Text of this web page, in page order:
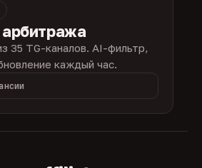
35 TG-каналов. AI-фильтр,
каждый час.